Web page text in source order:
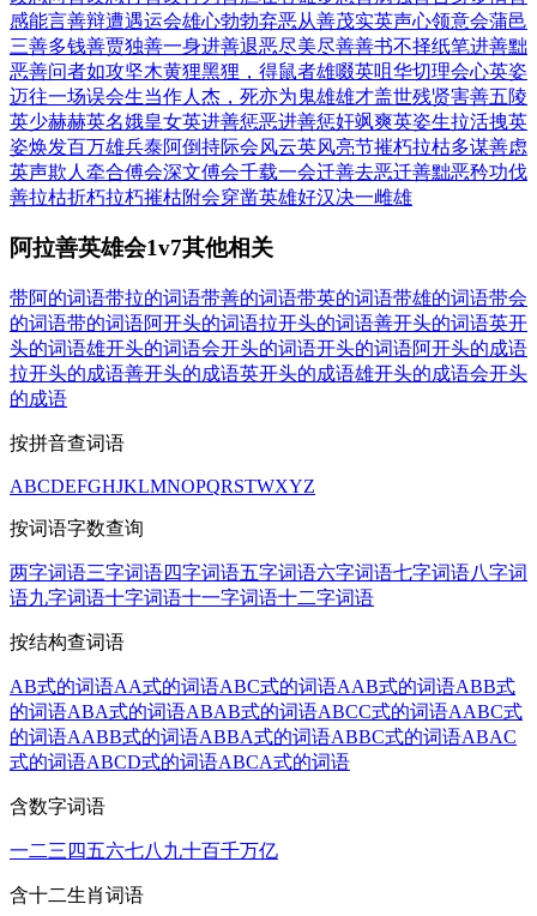
感能言善辩遭遇运会雄心勃勃弃恶从善茂实英声心领意会蒲邑
三善多钱善贾独善一身进善退恶尽美尽善善书不择纸笔进善黜
恶善问者如攻坚木黄狸黑狸，得鼠者雄啜英咀华切理会心英姿
迈往一场误会生当作人杰，死亦为鬼雄雄才盖世残贤害善五陵
英少赫赫英名娥皇女英进善惩恶进善惩奸飒爽英姿生拉活拽英
姿焕发百万雄兵泰阿倒持际会风云英风亮节摧朽拉枯多谋善虑
英声欺人 牵合傅会深文傅会千载一会迁善去恶迁善黜恶矜功伐
善拉枯折朽拉朽摧枯附会穿凿英雄好汉决一雌雄
阿拉善英雄会1v7其他相关
带阿的词语带拉的词语带善的词语带英的词语带雄的词语带会
的词语带的词语阿开头的词语拉开头的词语善开头的词语英开
头的词语雄开头的词语会开头的词语开头的词语阿开头的成语
拉开头的成语善开头的成语英开头的成语雄开头的成语会开头
的成语
按拼音查词语
ABCDEFGHJKLMNOPQRSTWXYZ
按词语字数查询
两字词语三字词语四字词语五字词语六字词语七字词语八字词
语九字词语十字词语十一字词语十二字词语
按结构查词语
AB式的词语AA式的词语ABC式的词语AAB式的词语ABB式
的词语ABA式的词语ABAB式的词语ABCC式的词语AABC式
的词语AABB式的词语ABBA式的词语ABBC式的词语ABAC
式的词语ABCD式的词语ABCA式的词语
含数字词语
一二三 四五六七八 九十百千万亿
含十二生肖词语